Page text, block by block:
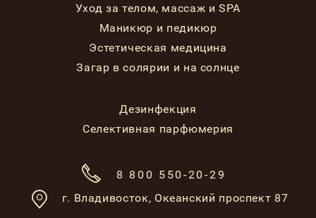
Уход за телом, массаж и SPA
Маникюр и педикюр
Эстетическая медицина
Загар в солярии и на солнце
Дезинфекция
Селективная парфюмерия
8 800 550-20-29
г. Владивосток, Океанский проспект 87